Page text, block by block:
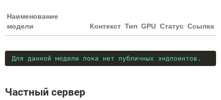
Наименование
модели
Контекст Тип GPU Статус Ссылка
Для данной модели пока нет публичных эндпоинтов.
Частный сервер